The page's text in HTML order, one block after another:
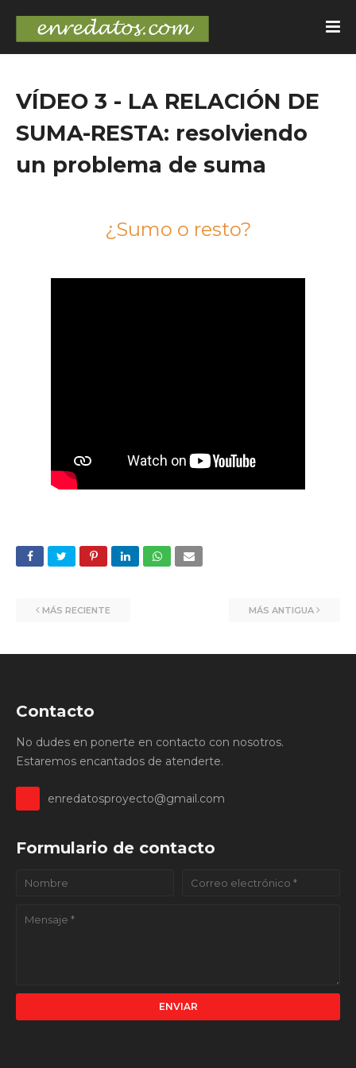
VÍDEO 3 - LA RELACIÓN DE
SUMA-RESTA: resolviendo
un problema de suma
¿Sumo o resto?
MÁS RECIENTE MÁS ANTIGUA
Contacto
No dudes en ponerte en contacto con nosotros.
Estaremos encantados de atenderte.
enredatosproyecto@gmail.com
Formulario de contacto